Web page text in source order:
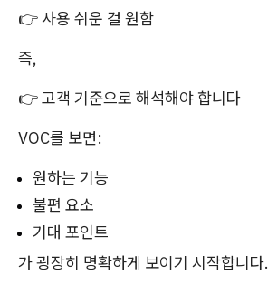
👉 사용 쉬운 걸 원함
즉,
👉 고객 기준으로 해석해야 합니다
VOC를 보면:
원하는 기능
불편 요소
기대 포인트
가 굉장히 명확하게 보이기 시작합니다.